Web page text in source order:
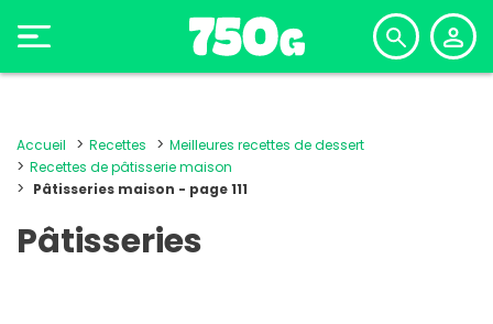
Accueil Recettes
Meilleures recettes de dessert
Recettes de pâtisserie maison
Pâtisseries maison - page 111
Pâtisseries